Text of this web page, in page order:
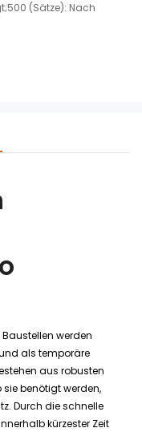
(Sätze): Nach
werden
als temporäre
aus robusten
benötigt werden,
Durch die schnelle
kürzester Zeit